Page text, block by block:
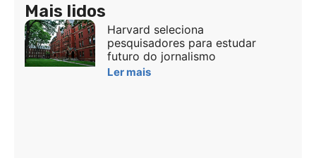
Mais lidos
Harvard seleciona
pesquisadores para estudar
futuro do jornalismo
Ler mais